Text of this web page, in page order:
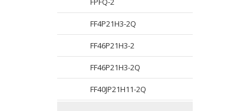
FF4P21H3-2Q
FF46P21H3-2
FF46P21H3-2Q
FF40JP21H11-2Q